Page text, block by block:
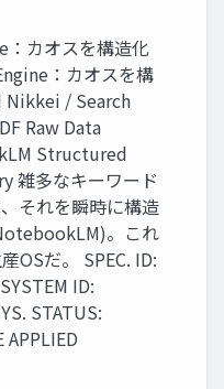
カオスを構造化
：カオスを構
Nikkei / Search
Raw Data
Structured
雑多なキーワード
それを瞬時に構造
。これ
OSだ。 SPEC. ID:
ID:
STATUS:
APPLIED